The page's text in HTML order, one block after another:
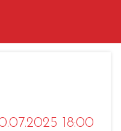
18:00